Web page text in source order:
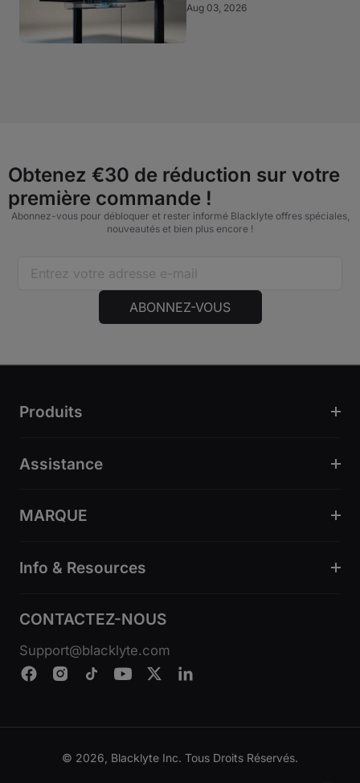
Aug 03, 2026
Obtenez €30 de réduction sur votre
première commande !
Abonnez-vous pour débloquer et rester informé Blacklyte offres spéciales,
nouveautés et bien plus encore !
ABONNEZ-VOUS
Produits
Assistance
MARQUE
Info & Resources
CONTACTEZ-NOUS
Support@blacklyte.com
© 2026, Blacklyte Inc. Tous Droits Réservés.